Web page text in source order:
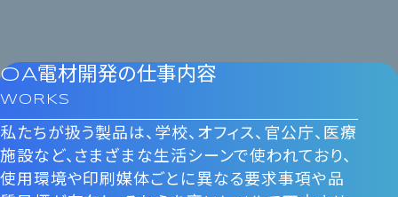
OA電材開発の仕事内容
WORKS
私たちが扱う製品は、学校、オフィス、官公庁、医療
施設など、さまざまな生活シーンで使われており、
使用環境や印刷媒体ごとに異なる要求事項や品